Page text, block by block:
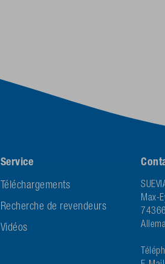
Service
Téléchargements
Recherche de revendeurs
Vidéos
Max-